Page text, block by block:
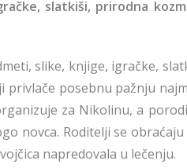
slatkiši, prirodna
slike, knjige, igračke,
privlače posebnu pažnju
za Nikolinu, a
novca. Roditelji se
napredovala u lečenju.